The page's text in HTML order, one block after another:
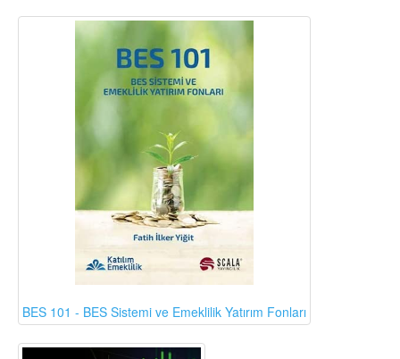
BES 101 - BES Sistemi ve Emeklilik Yatırım Fonları